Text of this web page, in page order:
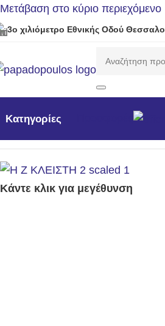
Μετάβαση στο κύριο περιεχόμενο
3ο χιλιόμετρο Εθνικής Οδού
Κατηγορίες
Κάντε κλικ για μεγέθυνση